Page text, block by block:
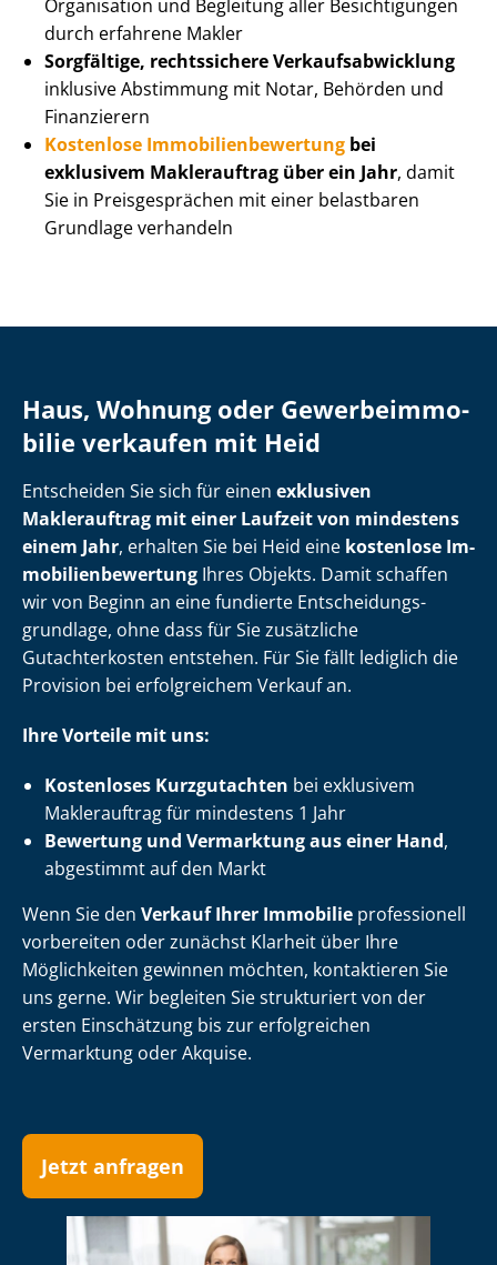
Organisation und Begleitung aller Besichtigungen
durch erfahrene Makler
Sorgfältige, rechtssichere Ver­kaufs­ab­wick­lung
inklusive Abstimmung mit Notar, Behörden und
Finanzierern
Kostenlose Im­mo­bi­li­en­be­wer­tung bei
exklusivem Maklerauftrag über ein Jahr, damit
Sie in Preisgesprächen mit einer belastbaren
Grundlage verhandeln
Haus, Wohnung oder Ge­wer­be­im­mo­
bi­lie verkaufen mit Heid
Entscheiden Sie sich für einen exklusiven
Maklerauftrag mit einer Laufzeit von mindestens
einem Jahr, erhalten Sie bei Heid eine kostenlose Im­
mo­bi­li­en­be­wer­tung Ihres Objekts. Damit schaffen
wir von Beginn an eine fundierte Ent­schei­dungs­
grund­la­ge, ohne dass für Sie zusätzliche
Gutachterkosten entstehen. Für Sie fällt lediglich die
Provision bei erfolgreichem Verkauf an.
Ihre Vorteile mit uns:
Kostenloses Kurzgutachten bei exklusivem
Maklerauftrag für mindestens 1 Jahr
Bewertung und Vermarktung aus einer Hand,
abgestimmt auf den Markt
Wenn Sie den Verkauf Ihrer Immobilie professionell
vorbereiten oder zunächst Klarheit über Ihre
Möglichkeiten gewinnen möchten, kontaktieren Sie
uns gerne. Wir begleiten Sie strukturiert von der
ersten Einschätzung bis zur erfolgreichen
Vermarktung oder Akquise.
Jetzt anfragen